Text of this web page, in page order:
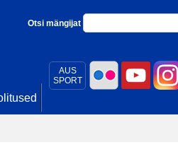
AUS
SPORT
Otsi mängijat